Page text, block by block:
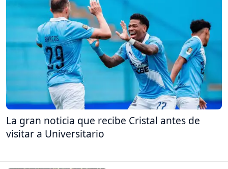
La gran noticia que recibe Cristal antes de
visitar a Universitario